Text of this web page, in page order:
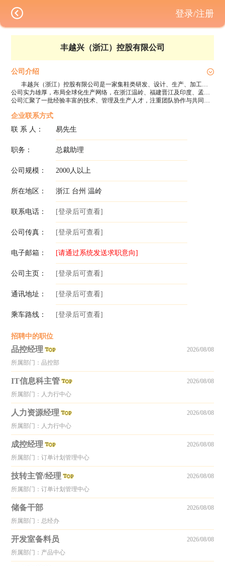
丰越兴（浙江）控股有限公司
公司介绍
丰越兴（浙江）控股有限公司是一家集鞋类研发、设计、生产、加工及国际贸易于一体的综合性工贸一体鞋企，总部位于浙江温岭。自成立以来，公司始终秉持专业、诚信、共赢的经营理念，凭借成熟的供应链管理、强大的研发能力与高效的生产体系，稳步成长为行业内具有竞争力的现代化鞋企。
公司实力雄厚，布局全球化生产网络，在浙江温岭、福建晋江及印度、孟加拉等多地设有现代化生产基地，构建了覆盖研发、打样、生产、检测、出货的全链条运营体系。依托标准化的生产流程与精细化的质量管理，公司年产能规模稳步提升，产品远销欧美、印度、中东等多个国家和地区，赢得了国内外客户的广泛认可与信赖。
公司汇聚了一批经验丰富的技术、管理及生产人才，注重团队协作与共同成长，为企业持续发展注入强劲动力。丰越兴始终坚持以客户为中心，兼顾企业成长与社会责任，致力于打造可持续发展的现代化鞋业制造企业，诚邀各界英才携手，共筑行业新未来。企业提供有竞争力的薪酬待遇与完善的员工福利，欢迎咨询并加盟丰越兴，共创美好明天。
企业联系方式
联 系 人：
易先生
职务： 总裁助理
公司规模： 2000人以上
所在地区： 浙江 台州 温岭
联系电话： [登录后可查看]
公司传真： [登录后可查看]
电子邮箱： [请通过系统发送求职意向]
公司主页： [登录后可查看]
通讯地址： [登录后可查看]
乘车路线： [登录后可查看]
招聘中的职位
品控经理
所属部门：品控部
2026/08/08
IT信息科主管
所属部门：人力行中心
2026/08/08
人力资源经理
所属部门：人力行中心
2026/08/08
成控经理
所属部门：订单计划管理中心
2026/08/08
技转主管/经理
所属部门：订单计划管理中心
2026/08/08
储备干部
所属部门：总经办
2026/08/08
开发室备料员
所属部门：产品中心
2026/08/08
登录/注册